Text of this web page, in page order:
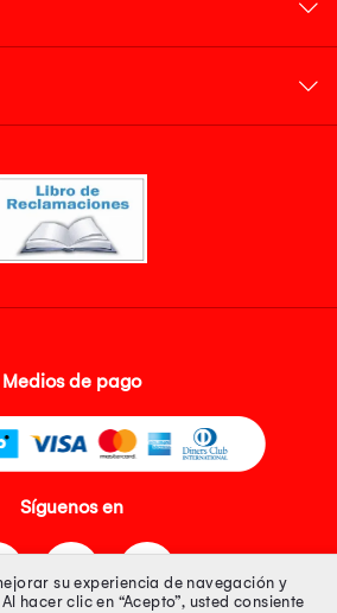
Medios de pago
Síguenos en
su experiencia de navegación y
hacer clic en “Acepto”, usted consiente